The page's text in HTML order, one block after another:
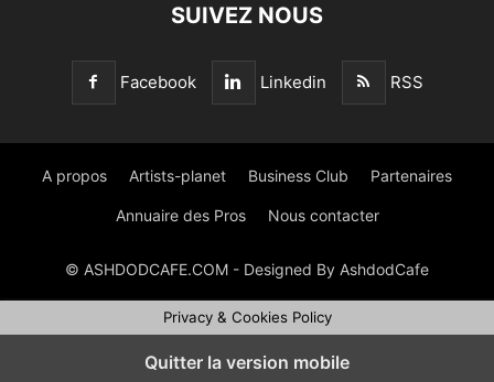
SUIVEZ NOUS
Facebook Linkedin RSS
A propos Artists-planet Business Club Partenaires
Annuaire des Pros Nous contacter
© ASHDODCAFE.COM - Designed By AshdodCafe
Privacy & Cookies Policy
Quitter la version mobile